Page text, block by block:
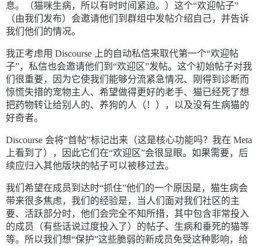
息。（猫咪生病，所以有时时间紧迫。）这个“欢迎帖子”
（由我们发布）会邀请他们到群组中发帖介绍自己，并告诉
我们他们的情况。
我正考虑用 Discourse 上的自动私信来取代第一个“欢迎帖
子”，私信也会邀请他们到“欢迎区”发帖。这个初始帖子对我
们很重要，因为它使我们能够分流紧急情况、刚得到诊断而
惊慌失措的宠物主人、希望做得更好的老手、猫已经死了想
把药物转让给别人的、养狗的人（！），以及没有生病猫的
好奇者。
Discourse 会将“首帖”标记出来（这是核心功能吗？我在 Meta
上看到了），因此它们在“欢迎区”会很显眼。如果需要，后
续应归入其他版块的帖子可以被移过去。
我们希望在成员到达时“抓住”他们的一个原因是，猫生病会
带来很多焦虑，我们的经验是，当人们面对我们社区的主
要、活跃部分时，他们会完全不知所措，其中包含非常投入
的成员（有些话说过度投入了）的帖子、生病和垂死的猫等
等。所以我们想“保护”这些脆弱的新成员免受这种影响，给